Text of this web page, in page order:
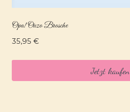
Opa! Ouzo Brosche
35,95 €
Jetzt kaufen